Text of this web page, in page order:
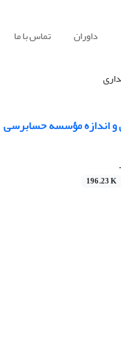
داوران تماس با ما
اندازه مؤسسه حسابرسی
196.23 K